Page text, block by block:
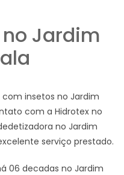
Jardim
insetos no Jardim
com a Hidrotex no
no Jardim
serviço prestado.
06 decadas no Jardim